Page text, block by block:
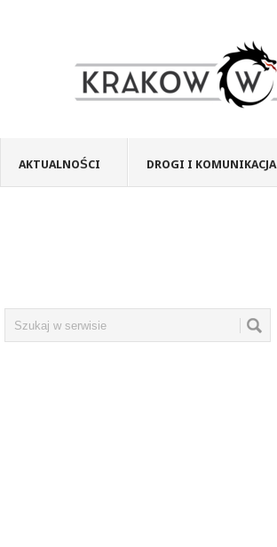
AKTUALNOŚCI DROGI I KOMUNIKACJA